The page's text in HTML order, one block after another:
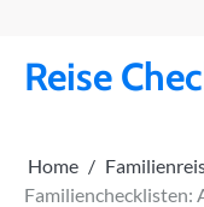
content
Reise
Home
Familienchecklisten: